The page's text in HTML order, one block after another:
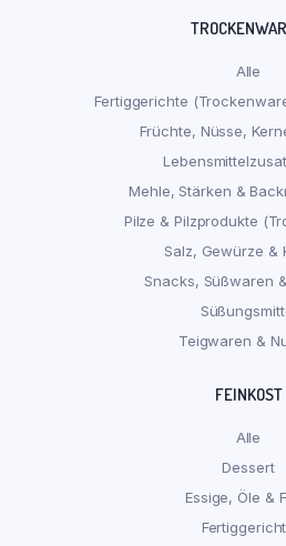
Alle
Fertiggerichte
Früchte, Nüsse,
Mehle, Stärken &
Pilze & Pilzprodukte
Salz, Gewürze &
Snacks, Süßwaren
Teigwaren &
FEINKOST
Alle
Dessert
Essige, Öle &